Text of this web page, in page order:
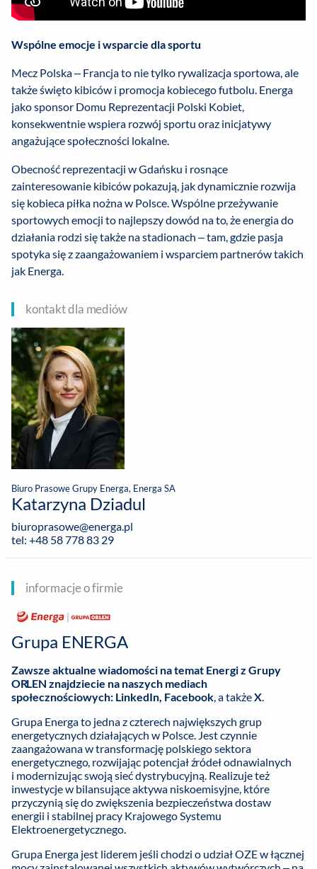
Wspólne emocje i wsparcie dla sportu
Mecz Polska – Francja to nie tylko rywalizacja sportowa, ale
także święto kibiców i promocja kobiecego futbolu. Energa
jako sponsor Domu Reprezentacji Polski Kobiet,
konsekwentnie wspiera rozwój sportu oraz inicjatywy
angażujące społeczności lokalne.
Obecność reprezentacji w Gdańsku i rosnące
zainteresowanie kibiców pokazują, jak dynamicznie rozwija
się kobieca piłka nożna w Polsce. Wspólne przeżywanie
sportowych emocji to najlepszy dowód na to, że energia do
działania rodzi się także na stadionach – tam, gdzie pasja
spotyka się z zaangażowaniem i wsparciem partnerów takich
jak Energa.
kontakt dla mediów
Biuro Prasowe Grupy Energa, Energa SA
Katarzyna Dziadul
biuroprasowe@energa.pl
tel: +48 58 778 83 29
informacje o firmie
Grupa ENERGA
Zawsze aktualne wiadomości na temat Energi z Grupy
ORLEN znajdziecie na naszych mediach
społecznościowych: LinkedIn, Facebook, a takżeX.
Grupa Energa to jedna z czterech największych grup
energetycznych działających w Polsce. Jest czynnie
zaangażowana w transformację polskiego sektora
energetycznego, rozwijając potencjał źródeł odnawialnych
i modernizując swoją sieć dystrybucyjną. Realizuje też
inwestycje w bilansujące aktywa niskoemisyjne, które
przyczynią się do zwiększenia bezpieczeństwa dostaw
energii i stabilnej pracy Krajowego Systemu
Elektroenergetycznego.
Grupa Energa jest liderem jeśli chodzi o udział OZE w łącznej